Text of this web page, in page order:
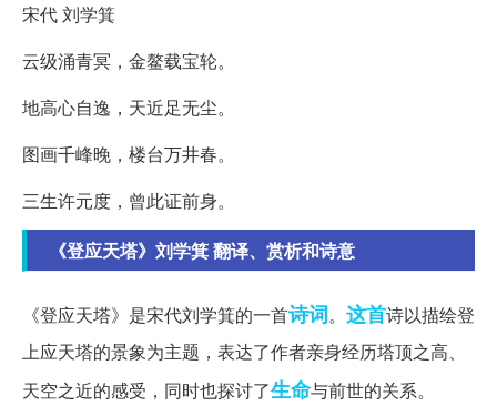
宋代 刘学箕
云级涌青冥，金鳌载宝轮。
地高心自逸，天近足无尘。
图画千峰晚，楼台万井春。
三生许元度，曾此证前身。
《登应天塔》刘学箕 翻译、赏析和诗意
《登应天塔》是宋代刘学箕的一首诗词。 这首诗以描绘登
上应天塔的景象为主题，表达了作者亲身经历塔顶之高、
天空之近的感受，同时也探讨了生命与前世的关系。